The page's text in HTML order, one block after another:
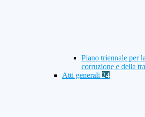
Piano triennale per
corruzione e della
Atti generali 24